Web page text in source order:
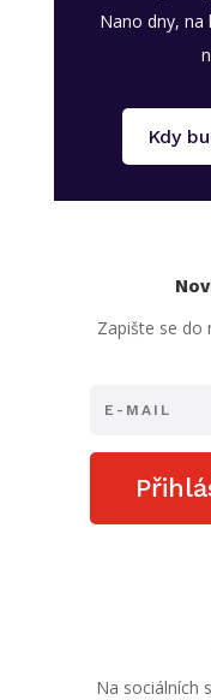
Nano dny, na
Kdy
Zapište se do
Na sociálních